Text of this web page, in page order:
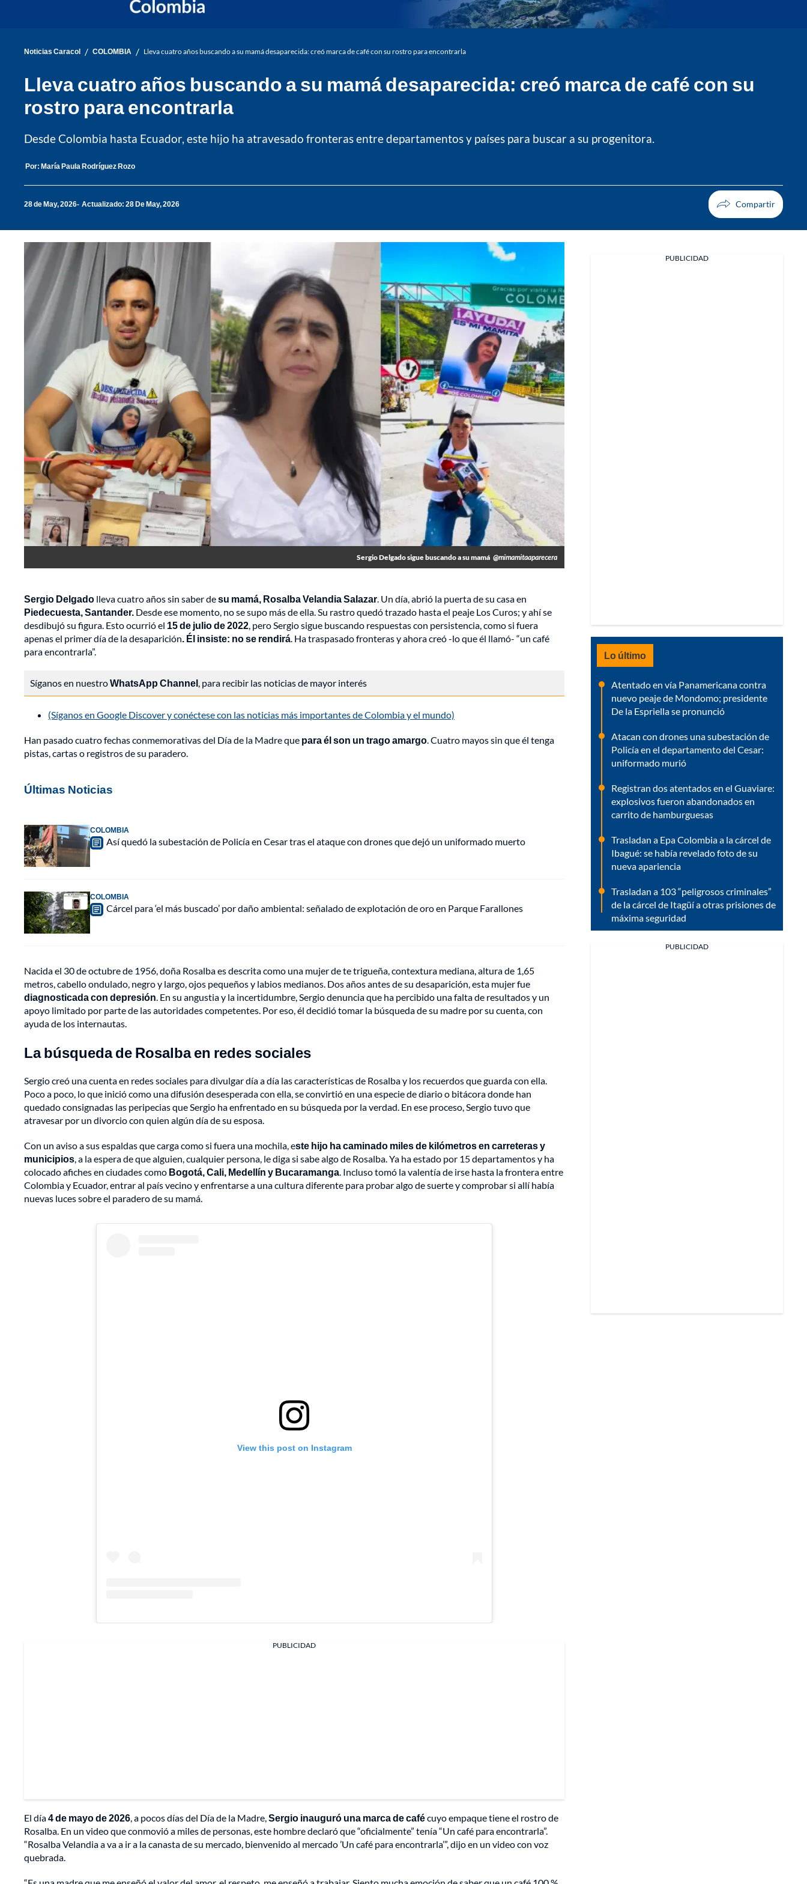
Noticias Caracol / COLOMBIA / Lleva cuatro años buscando a su mamá desaparecida: creó marca de café con su rostro para encontrarla
Lleva cuatro años buscando a su mamá desaparecida: creó marca de café con su
rostro para encontrarla
Desde Colombia hasta Ecuador, este hijo ha atravesado fronteras entre departamentos y países para buscar a su progenitora.
Por: María Paula Rodríguez Rozo
28 de May, 2026 Actualizado: 28 De May, 2026
Sergio Delgado sigue buscando a su mamá @mimamitaaparecera
Sergio Delgado lleva cuatro años sin saber desu mamá, Rosalba Velandia Salazar. Un día, abrió la puerta de su casa en
Piedecuesta, Santander. Desde ese momento, no se supo más de ella. Su rastro quedó trazado hasta el peaje Los Curos; y ahí se
desdibujó su figura. Esto ocurrió el 15 de julio de 2022, pero Sergio sigue buscando respuestas con persistencia, como si fuera
apenas el primer día de la desaparición. Él insiste: no se rendirá. Ha traspasado fronteras y ahora creó -lo que él llamó- “un café
para encontrarla”.
Síganos en nuestroWhatsApp Channel, para recibir las noticias de mayor interés
(Síganos en Google Discover y conéctese con las noticias más importantes de Colombia y el mundo)
Han pasado cuatro fechas conmemorativas del Día de la Madre que paraél son un trago amargo. Cuatro mayos sin que él tenga
pistas, cartas o registros de su paradero.
Últimas Noticias
COLOMBIA
Así quedó la subestación de Policía en Cesar tras el ataque con drones que dejó un uniformado muerto
COLOMBIA
Cárcel para ‘el más buscado’ por daño ambiental: señalado de explotación de oro en Parque Farallones
Nacida el 30 de octubre de 1956, doña Rosalba es descrita como una mujer de te trigueña, contextura mediana, altura de 1,65
metros, cabello ondulado, negro y largo, ojos pequeños y labios medianos. Dos años antes de su desaparición, esta mujer fue
diagnosticada con depresión. En su angustia y la incertidumbre, Sergio denuncia que ha percibido una falta de resultados y un
apoyo limitado por parte de las autoridades competentes. Por eso, él decidió tomar la búsqueda de su madre por su cuenta, con
ayuda de los internautas.
La búsqueda de Rosalba en redes sociales
Sergio creó una cuenta en redes sociales para divulgar día a día las características de Rosalba y los recuerdos que guarda con ella.
Poco a poco, lo que inició como una difusión desesperada con ella, se convirtió en una especie de diario o bitácora donde han
quedado consignadas las peripecias que Sergio ha enfrentado en su búsqueda por la verdad. En ese proceso, Sergio tuvo que
atravesar por un divorcio con quien algún día de su esposa.
Con un aviso a sus espaldas que carga como si fuera una mochila, este hijo ha caminado miles de kilómetros en carreteras y
municipios, a la espera de que alguien, cualquier persona, le diga si sabe algo de Rosalba. Ya ha estado por 15 departamentos y ha
colocado afiches en ciudades como Bogotá, Cali, Medellín y Bucaramanga. Incluso tomó la valentía de irse hasta la frontera entre
Colombia y Ecuador, entrar al país vecino y enfrentarse a una cultura diferente para probar algo de suerte y comprobar si allí había
nuevas luces sobre el paradero de su mamá.
View this post on Instagram
PUBLICIDAD
El día4 de mayo de 2026, a pocos días del Día de la Madre,Sergio inauguró una marca de cafécuyo empaque tiene el rostro de
Rosalba. En un video que conmovió a miles de personas, este hombre declaró que “oficialmente” tenía “Un café para encontrarla”.
“Rosalba Velandia a va a ir a la canasta de su mercado, bienvenido al mercado ’Un café para encontrarla’”, dijo en un video con voz
quebrada.
PUBLICIDAD
Lo último
Atentado en vía Panamericana contra
nuevo peaje de Mondomo; presidente
De la Espriella se pronunció
Atacan con drones una subestación de
Policía en el departamento del Cesar:
uniformado murió
Registran dos atentados en el Guaviare:
explosivos fueron abandonados en
carrito de hamburguesas
Trasladan a Epa Colombia a la cárcel de
Ibagué: se había revelado foto de su
nueva apariencia
Trasladan a 103 “peligrosos criminales”
de la cárcel de Itagüí a otras prisiones de
máxima seguridad
PUBLICIDAD